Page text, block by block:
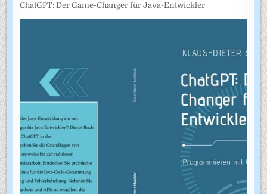
ChatGPT: Der Game-Changer für Java-Entwickler